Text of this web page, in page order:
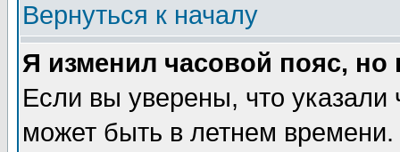
Вернуться к началу
Я изменил часовой пояс,
Если вы уверены, что указали
может быть в летнем